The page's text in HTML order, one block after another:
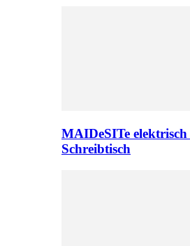
MAIDeSITe
Schreibtisch